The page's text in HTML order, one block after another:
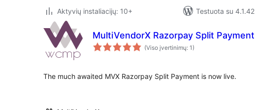
Aktyvių instaliacijų: 10+
Testuota su 4.1.42
MultiVendorX Razorpay Split Payment
(Viso įvertinimų: 1)
The much awaited MVX Razorpay Split Payment is now live.